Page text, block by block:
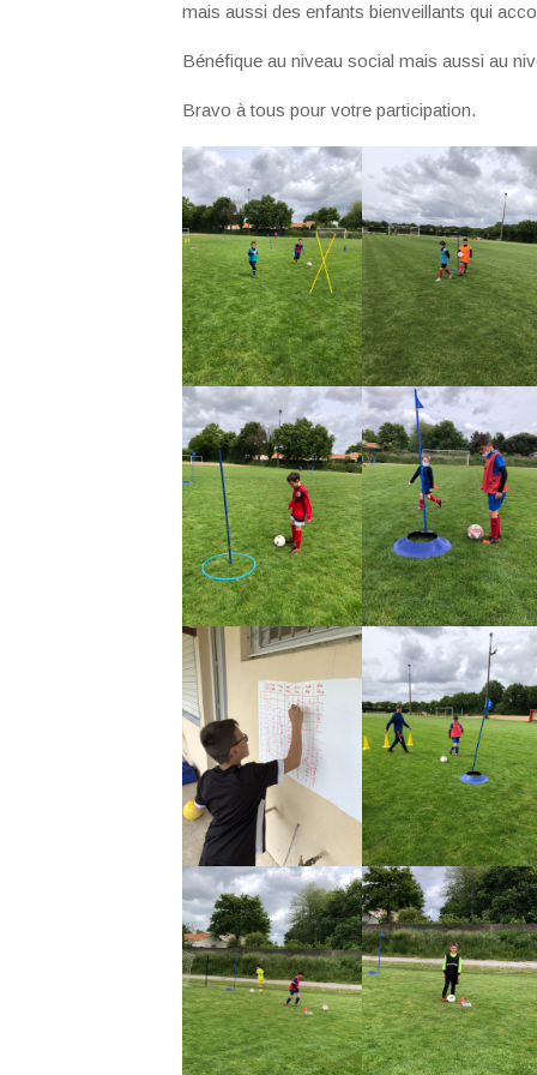
mais aussi des enfants bienveillants qui
Bénéfique au niveau social mais aussi au
Bravo à tous pour votre participation.